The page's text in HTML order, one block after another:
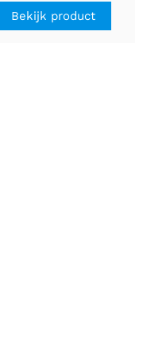
Bekijk product